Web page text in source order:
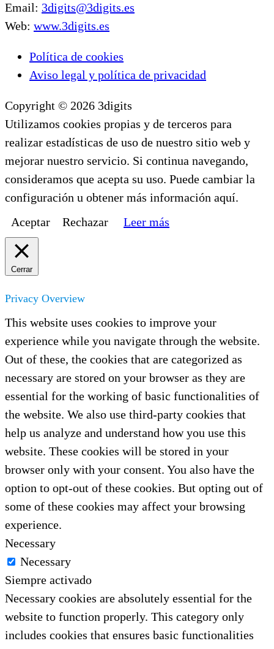
Email: 3digits@3digits.es
Web: www.3digits.es
Política de cookies
Aviso legal y política de privacidad
Copyright © 2026 3digits
Utilizamos cookies propias y de terceros para
realizar estadísticas de uso de nuestro sitio web y
mejorar nuestro servicio. Si continua navegando,
consideramos que acepta su uso. Puede cambiar la
configuración u obtener más información aquí.
Aceptar
Rechazar Leer más
Cerrar
Privacy Overview
This website uses cookies to improve your
experience while you navigate through the website.
Out of these, the cookies that are categorized as
necessary are stored on your browser as they are
essential for the working of basic functionalities of
the website. We also use third-party cookies that
help us analyze and understand how you use this
website. These cookies will be stored in your
browser only with your consent. You also have the
option to opt-out of these cookies. But opting out of
some of these cookies may affect your browsing
experience.
Necessary
Necessary
Siempre activado
Necessary cookies are absolutely essential for the
website to function properly. This category only
includes cookies that ensures basic functionalities